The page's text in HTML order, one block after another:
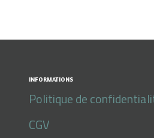
INFORMATIONS
Politique de
CGV